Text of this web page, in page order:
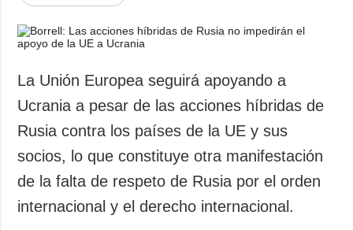
Política
Economía
Sociedad y
Cultura
Deportes
Crimen
Desastres y
emergencias
protección de
La Unión Europea seguirá apoyando a
Ucrania a pesar de las acciones híbridas de
Rusia contra los países de la UE y sus
socios, lo que constituye otra manifestación
de la falta de respeto de Rusia por el orden
internacional y el derecho internacional.